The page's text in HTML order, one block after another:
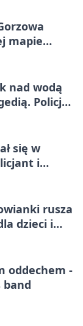
mapie
nad wodą
Policja
się w
i
rusza
dzieci i
oddechem -